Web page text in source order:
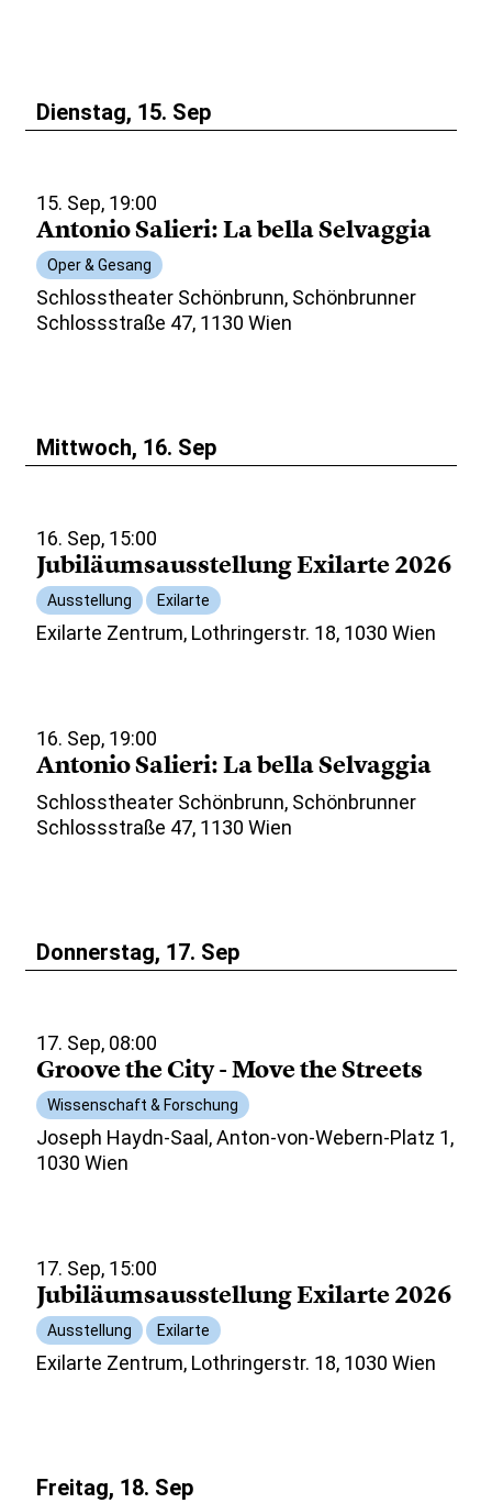
Dienstag, 15. Sep
15. Sep, 19:00
Antonio Salieri: La bella Selvaggia
Oper & Gesang
Schlosstheater Schönbrunn, Schönbrunner
Schlossstraße 47, 1130 Wien
Mittwoch, 16. Sep
16. Sep, 15:00
Jubiläumsausstellung Exilarte 2026
Ausstellung Exilarte
Exilarte Zentrum, Lothringerstr. 18, 1030 Wien
16. Sep, 19:00
Antonio Salieri: La bella Selvaggia
Schlosstheater Schönbrunn, Schönbrunner
Schlossstraße 47, 1130 Wien
Donnerstag, 17. Sep
17. Sep, 08:00
Groove the City - Move the Streets
Wissenschaft & Forschung
Joseph Haydn-Saal, Anton-von-Webern-Platz 1,
1030 Wien
17. Sep, 15:00
Jubiläumsausstellung Exilarte 2026
Ausstellung Exilarte
Exilarte Zentrum, Lothringerstr. 18, 1030 Wien
Freitag, 18. Sep